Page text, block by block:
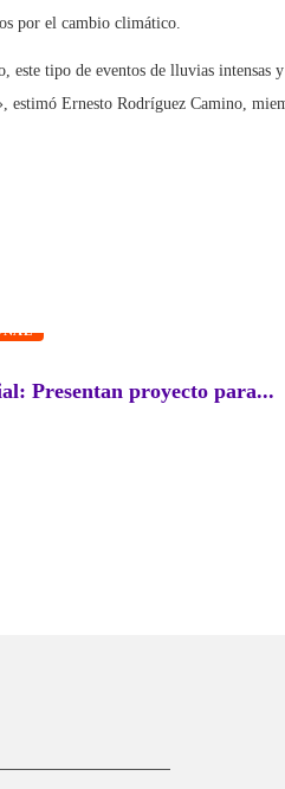
por el cambio climático.
tipo de eventos de lluvias intensas
estimó Ernesto Rodríguez Camino,
Presentan proyecto para...